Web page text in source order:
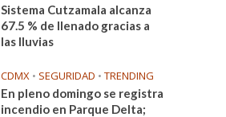
Sistema Cutzamala alcanza
67.5 % de llenado gracias a
las lluvias
CDMX • SEGURIDAD • TRENDING
En pleno domingo se registra
incendio en Parque Delta;